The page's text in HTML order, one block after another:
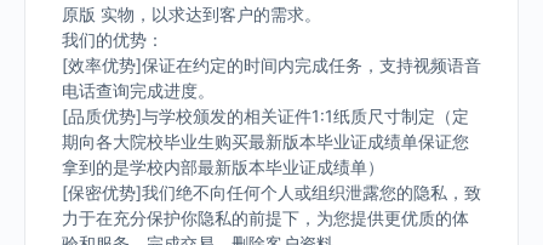
原版 实物，以求达到客户的需求。
我们的优势：
[效率优势]保证在约定的时间内完成任务，支持视频语音
电话查询完成进度。
[品质优势]与学校颁发的相关证件1:1纸质尺寸制定（定
期向各大院校毕业生购买最新版本毕业证成绩单保证您
拿到的是学校内部最新版本毕业证成绩单）
[保密优势]我们绝不向任何个人或组织泄露您的隐私，致
力于在充分保护你隐私的前提下，为您提供更优质的体